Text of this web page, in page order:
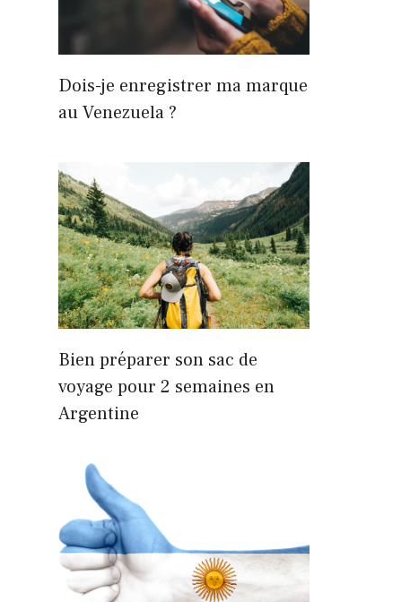
Dois-je enregistrer ma marque
au Venezuela ?
Bien préparer son sac de
voyage pour 2 semaines en
Argentine